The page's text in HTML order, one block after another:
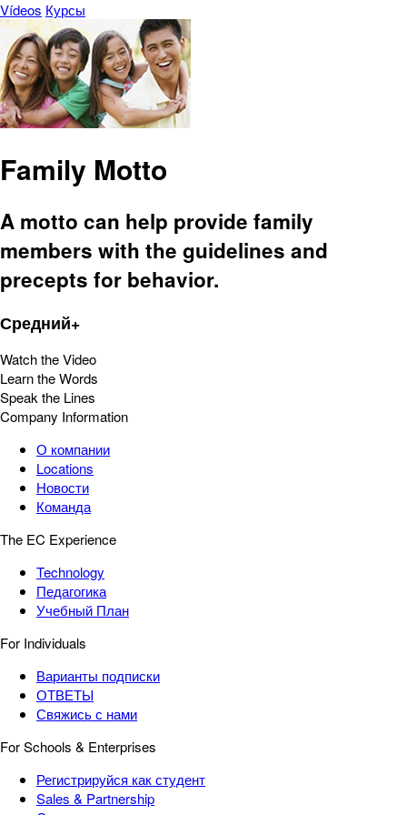
Vídeos Курсы
Family Motto
A motto can help provide family
members with the guidelines and
precepts for behavior.
Средний+
Watch the Video
Learn the Words
Speak the Lines
Company Information
О компании
Locations
Новости
Команда
The EC Experience
Technology
Педагогика
Учебный План
For Individuals
Варианты подписки
ОТВЕТЫ
Свяжись с нами
For Schools & Enterprises
Регистрируйся как студент
Sales & Partnership